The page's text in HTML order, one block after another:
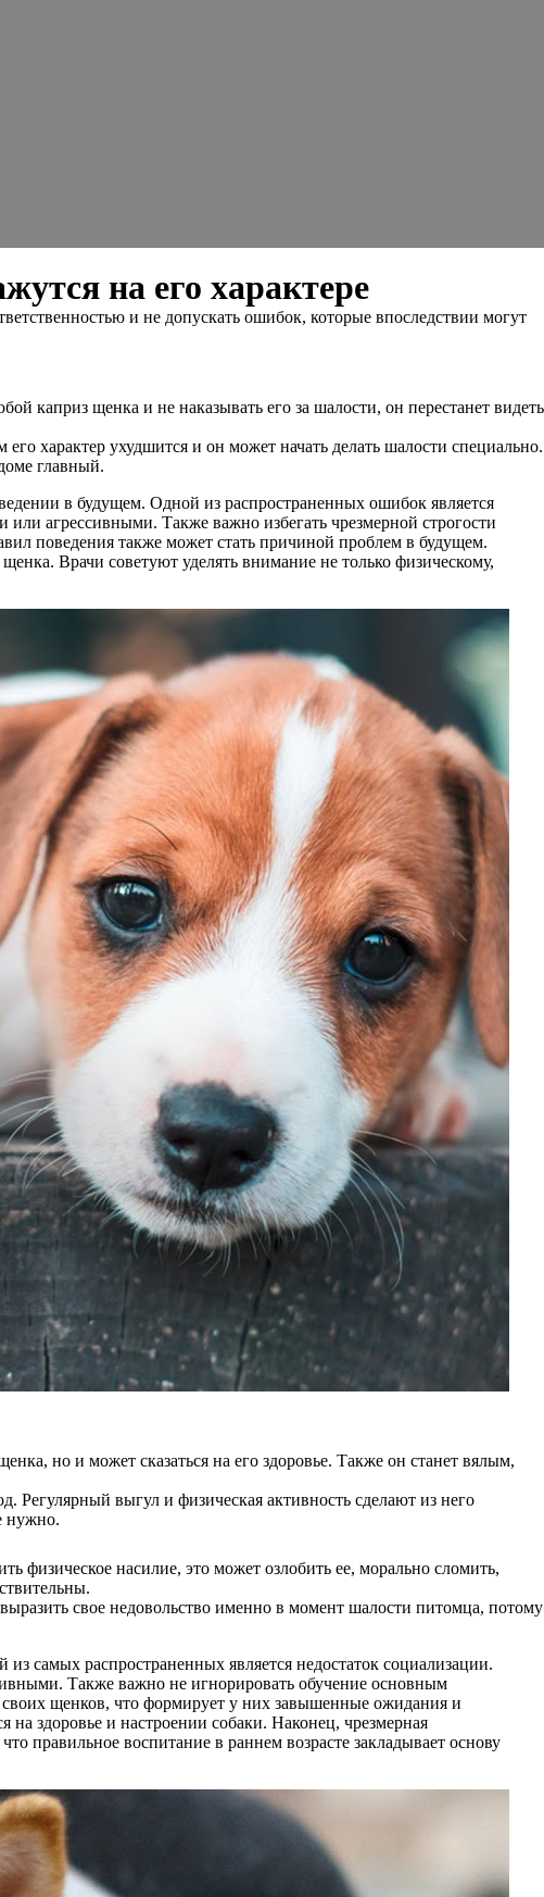
на его характере
и не допускать ошибок, которые впоследствии могут
каприз щенка и не наказывать его за шалости, он перестанет видеть
характер ухудшится и он может начать делать шалости специально.
главный.
в будущем. Одной из распространенных ошибок является
агрессивными. Также важно избегать чрезмерной строгости
поведения также может стать причиной проблем в будущем.
Врачи советуют уделять внимание не только физическому,
но и может сказаться на его здоровье. Также он станет вялым,
Регулярный выгул и физическая активность сделают из него
нужно.
физическое насилие, это может озлобить ее, морально сломить,
свое недовольство именно в момент шалости питомца, потому
самых распространенных является недостаток социализации.
Также важно не игнорировать обучение основным
щенков, что формирует у них завышенные ожидания и
на здоровье и настроении собаки. Наконец, чрезмерная
правильное воспитание в раннем возрасте закладывает основу